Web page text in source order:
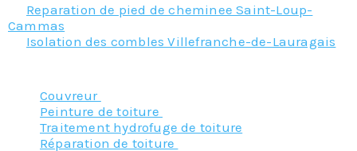
Reparation de pied de cheminee Saint-Loup-
Cammas
Isolation des combles Villefranche-de-Lauragais
Couvreur
Peinture de toiture
Traitement hydrofuge de toiture
Réparation de toiture